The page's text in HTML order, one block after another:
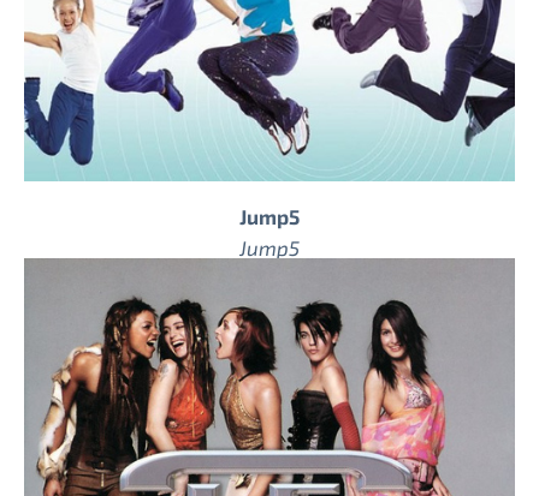
Jump5
Jump5